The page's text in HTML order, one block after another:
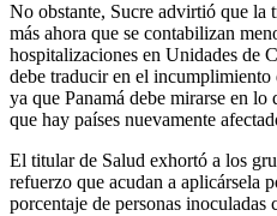
No obstante, Sucre advirtió que la
más ahora que se contabilizan
hospitalizaciones en Unidades de
debe traducir en el incumplimiento
ya que Panamá debe mirarse en lo
que hay países nuevamente
El titular de Salud exhortó a los
refuerzo que acudan a aplicársela
porcentaje de personas inoculadas